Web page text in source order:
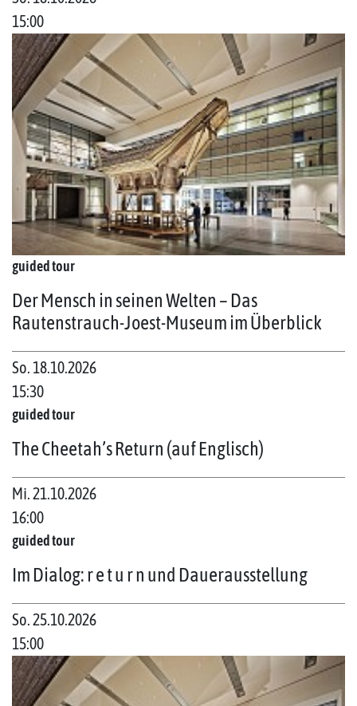
15:00
guided tour
Der Mensch in seinen Welten – Das
Rautenstrauch-Joest-Museum im Überblick
So. 18.10.2026
15:30
guided tour
The Cheetah’s Return (auf Englisch)
Mi. 21.10.2026
16:00
guided tour
Im Dialog: r e t u r n und Dauerausstellung
So. 25.10.2026
15:00